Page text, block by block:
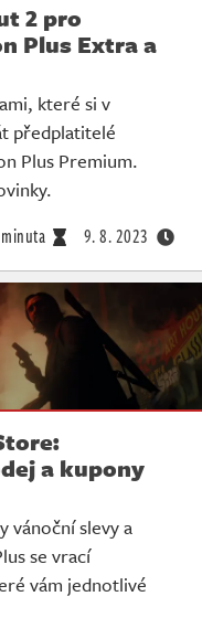
2 pro
Plus Extra a
které si v
předplatitelé
Plus Premium.
9. 8. 2023
a kupony
vánoční slevy a
se vrací
vám jednotlivé